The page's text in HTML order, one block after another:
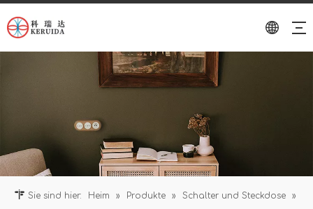
Sie sind hier: Heim » Produkte » Schalter und Steckdose
»